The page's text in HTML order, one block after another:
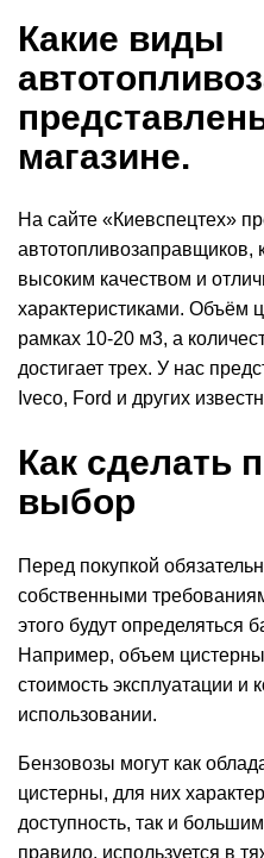
Какие виды
магазине.
На сайте «Киевспецтех»
автотопливозаправщиков,
высоким качеством и
характеристиками. Объём
рамках 10-20 м3, а
достигает трех. У нас
Iveco, Ford и других
Как сделать
выбор
Перед покупкой
собственными
этого будут определяться
Например, объем цистерны
стоимость эксплуатации и
использовании.
Бензовозы могут как
цистерны, для них
доступность, так и
правило, используется в